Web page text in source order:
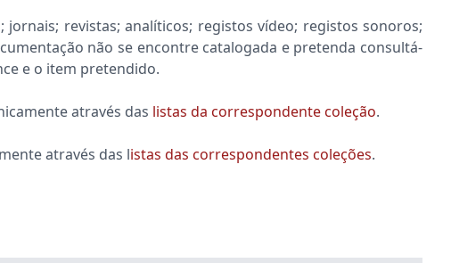
jornais; revistas; analíticos; registos vídeo; registos sonoros;
não se encontre catalogada e pretenda consultá-
e o item pretendido.
através das listas da correspondente coleção.
através das listas das correspondentes coleções.